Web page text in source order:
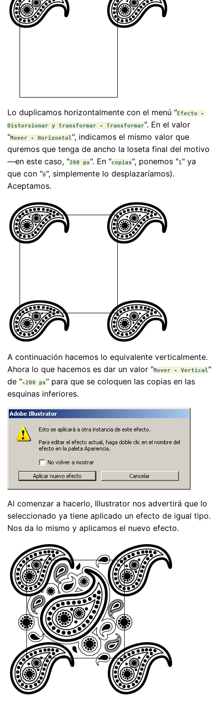
Lo duplicamos horizontalmente con el menú "Efecto -
Distorsionar y transformar - Transformar". En el valor
"Mover - Horizontal", indicamos el mismo valor que
quremos que tenga de ancho la loseta final del motivo
—en este caso, "200 px". En "copias", ponemos "1" ya
que con "0", simplemente lo desplazaríamos).
Aceptamos.
A continuación hacemos lo equivalente verticalmente.
Ahora lo que hacemos es dar un valor "Mover - Vertical"
de "-200 px" para que se coloquen las copias en las
esquinas inferiores.
Al comenzar a hacerlo, Illustrator nos advertirá que lo
seleccionado ya tiene aplicado un efecto de igual tipo.
Nos da lo mismo y aplicamos el nuevo efecto.